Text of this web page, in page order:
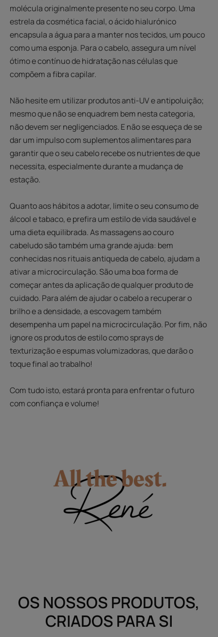
molécula originalmente presente no seu corpo. Uma
estrela da cosmética facial, o ácido hialurónico
encapsula a água para a manter nos tecidos, um pouco
como uma esponja. Para o cabelo, assegura um nível
ótimo e contínuo de hidratação nas células que
compõem a fibra capilar.
Não hesite em utilizar produtos anti-UV e antipoluição;
mesmo que não se enquadrem bem nesta categoria,
não devem ser negligenciados. E não se esqueça de se
dar um impulso com suplementos alimentares para
garantir que o seu cabelo recebe os nutrientes de que
necessita, especialmente durante a mudança de
estação.
Quanto aos hábitos a adotar, limite o seu consumo de
álcool e tabaco, e prefira um estilo de vida saudável e
uma dieta equilibrada. As massagens ao couro
cabeludo são também uma grande ajuda: bem
conhecidas nos rituais antiqueda de cabelo, ajudam a
ativar a microcirculação. São uma boa forma de
começar antes da aplicação de qualquer produto de
cuidado. Para além de ajudar o cabelo a recuperar o
brilho e a densidade, a escovagem também
desempenha um papel na microcirculação. Por fim, não
ignore os produtos de estilo como sprays de
texturização e espumas volumizadoras, que darão o
toque final ao trabalho!
Com tudo isto, estará pronta para enfrentar o futuro
com confiança e volume!
OS NOSSOS PRODUTOS,
CRIADOS PARA SI